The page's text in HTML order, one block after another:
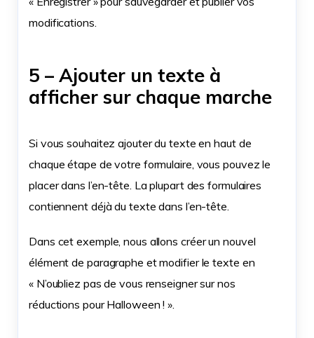
modifications.
5 – Ajouter un texte à
afficher sur chaque marche
Si vous souhaitez ajouter du texte en haut de
chaque étape de votre formulaire, vous pouvez le
placer dans l’en-tête. La plupart des formulaires
contiennent déjà du texte dans l’en-tête.
Dans cet exemple, nous allons créer un nouvel
élément de paragraphe et modifier le texte en
« N’oubliez pas de vous renseigner sur nos
réductions pour Halloween ! ».